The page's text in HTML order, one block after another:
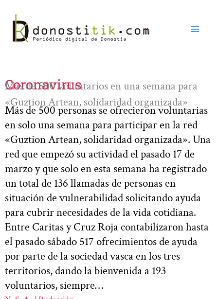
contenido
Coronavirus
Más de 500 voluntarios en una semana para
«Guztion Artean, solidaridad organizada»
Más de 500 personas se ofrecieron voluntarias
en solo una semana para participar en la red
«Guztion Artean, solidaridad organizada». Una
red que empezó su actividad el pasado 17 de
marzo y que solo en esta semana ha registrado
un total de 136 llamadas de personas en
situación de vulnerabilidad solicitando ayuda
para cubrir necesidades de la vida cotidiana.
Entre Caritas y Cruz Roja contabilizaron hasta
el pasado sábado 517 ofrecimientos de ayuda
por parte de la sociedad vasca en los tres
territorios, dando la bienvenida a 193
voluntarios, siempre…